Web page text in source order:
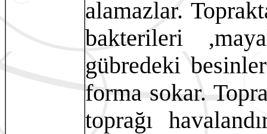
alamazlar.
bakterileri
gübredeki
forma sokar.
toprağı